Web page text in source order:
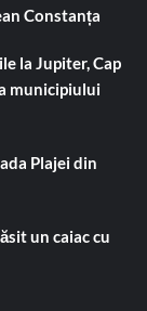
Constanța
la Jupiter, Cap
municipiului
Plajei din
un caiac cu